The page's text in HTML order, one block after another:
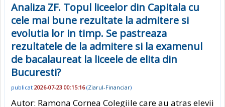
Analiza ZF. Topul liceelor din Capitala cu
cele mai bune rezultate la admitere si
evolutia lor in timp. Se pastreaza
rezultatele de la admitere si la examenul
de bacalaureat la liceele de elita din
Bucuresti?
publicat 2026-07-23 00:15:16(Ziarul-Financiar)
Autor: Ramona Cornea Colegiile care au atras elevii